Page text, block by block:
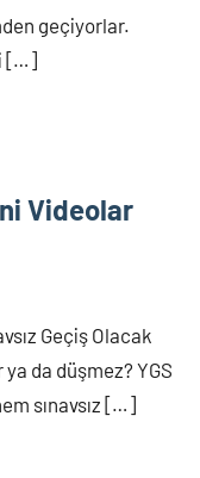
geçiyorlar.
[…]
Videolar
Geçiş Olacak
ya da düşmez? YGS
sınavsız […]